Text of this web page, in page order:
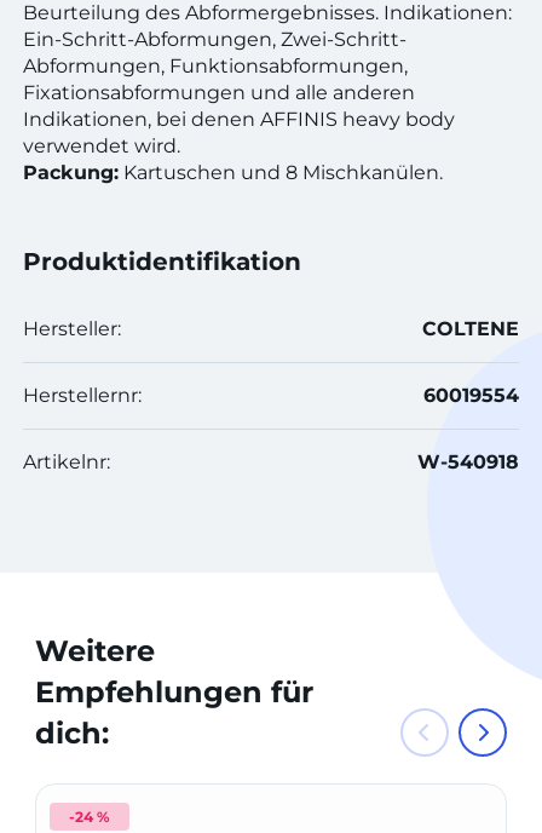
Beurteilung des Abformergebnisses. Indikationen:
Ein-Schritt-Abformungen, Zwei-Schritt-
Abformungen, Funktionsabformungen,
Fixationsabformungen und alle anderen
Indikationen, bei denen AFFINIS heavy body
verwendet wird.
Packung: Kartuschen und 8 Mischkanülen.
Produktidentifikation
Hersteller: COLTENE
Herstellernr: 60019554
Artikelnr: W-540918
Weitere
Empfehlungen für
dich:
-24 %